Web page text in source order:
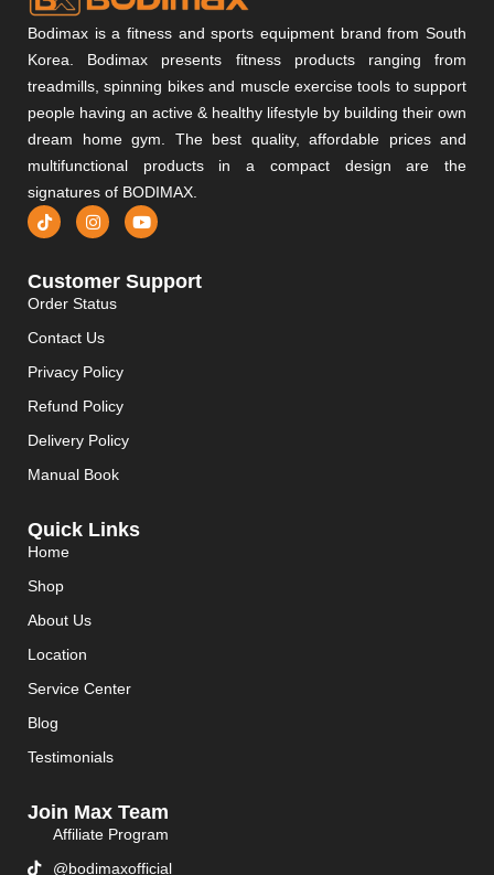
Bodimax is a fitness and sports equipment brand from South
Korea. Bodimax presents fitness products ranging from
treadmills, spinning bikes and muscle exercise tools to support
people having an active & healthy lifestyle by building their own
dream home gym. The best quality, affordable prices and
multifunctional products in a compact design are the
signatures of BODIMAX.
Customer Support
Order Status
Contact Us
Privacy Policy
Refund Policy
Delivery Policy
Manual Book
Quick Links
Home
Shop
About Us
Location
Service Center
Blog
Testimonials
Join Max Team
Affiliate Program
@bodimaxofficial